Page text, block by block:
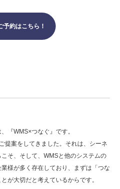
予約はこちら！
『WMS×つなぐ』です。
提案をしてきました。それは、シーネ
そ、そして、WMSと他のシステムの
様が多く存在しており、まずは「つな
が大切だと考えているからです。